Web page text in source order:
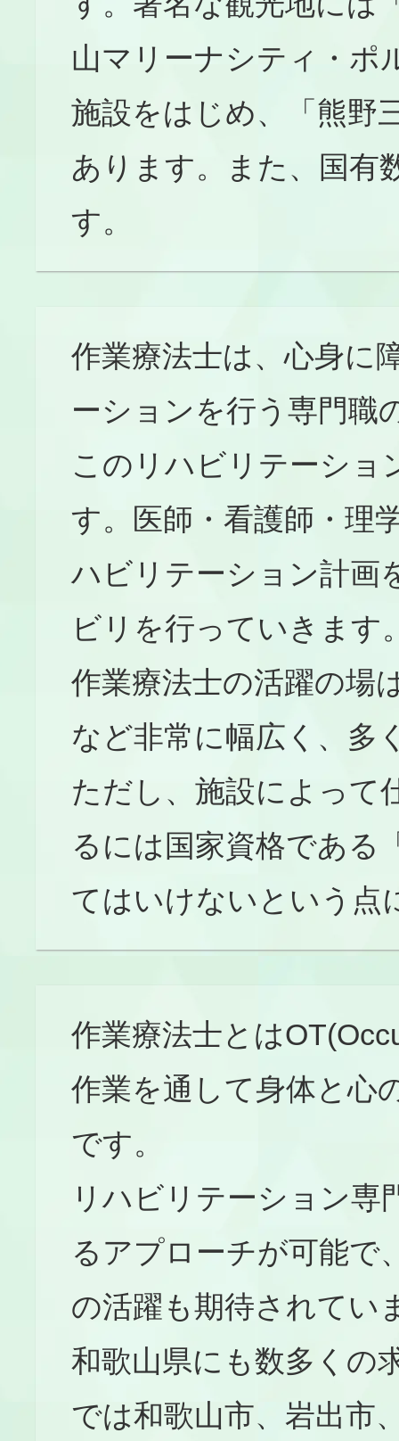
山マリーナシティ・ポ
施設をはじめ、「熊野
あります。また、国有
す。
作業療法士は、心身に
ーションを行う専門職
このリハビリテーショ
す。医師・看護師・理
ハビリテーション計画
ビリを行っていきます
作業療法士の活躍の場
など非常に幅広く、多
ただし、施設によって
るには国家資格である
てはいけないという点
作業療法士とは
作業を通して身体と心
です。
リハビリテーション専
るアプローチが可能で
の活躍も期待されてい
和歌山県にも数多くの
では和歌山市、岩出市